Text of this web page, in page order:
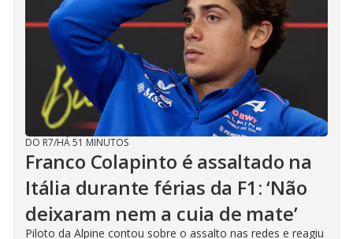
DO R7/HÁ 51 MINUTOS
Franco Colapinto é assaltado na
Itália durante férias da F1: ‘Não
deixaram nem a cuia de mate’
Piloto da Alpine contou sobre o assalto nas redes e reagiu